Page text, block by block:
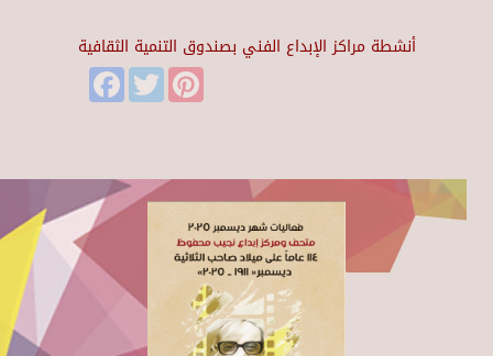
أنشطة مراكز الإبداع الفني بصندوق التنمية الثقافية
FacebookTwitter